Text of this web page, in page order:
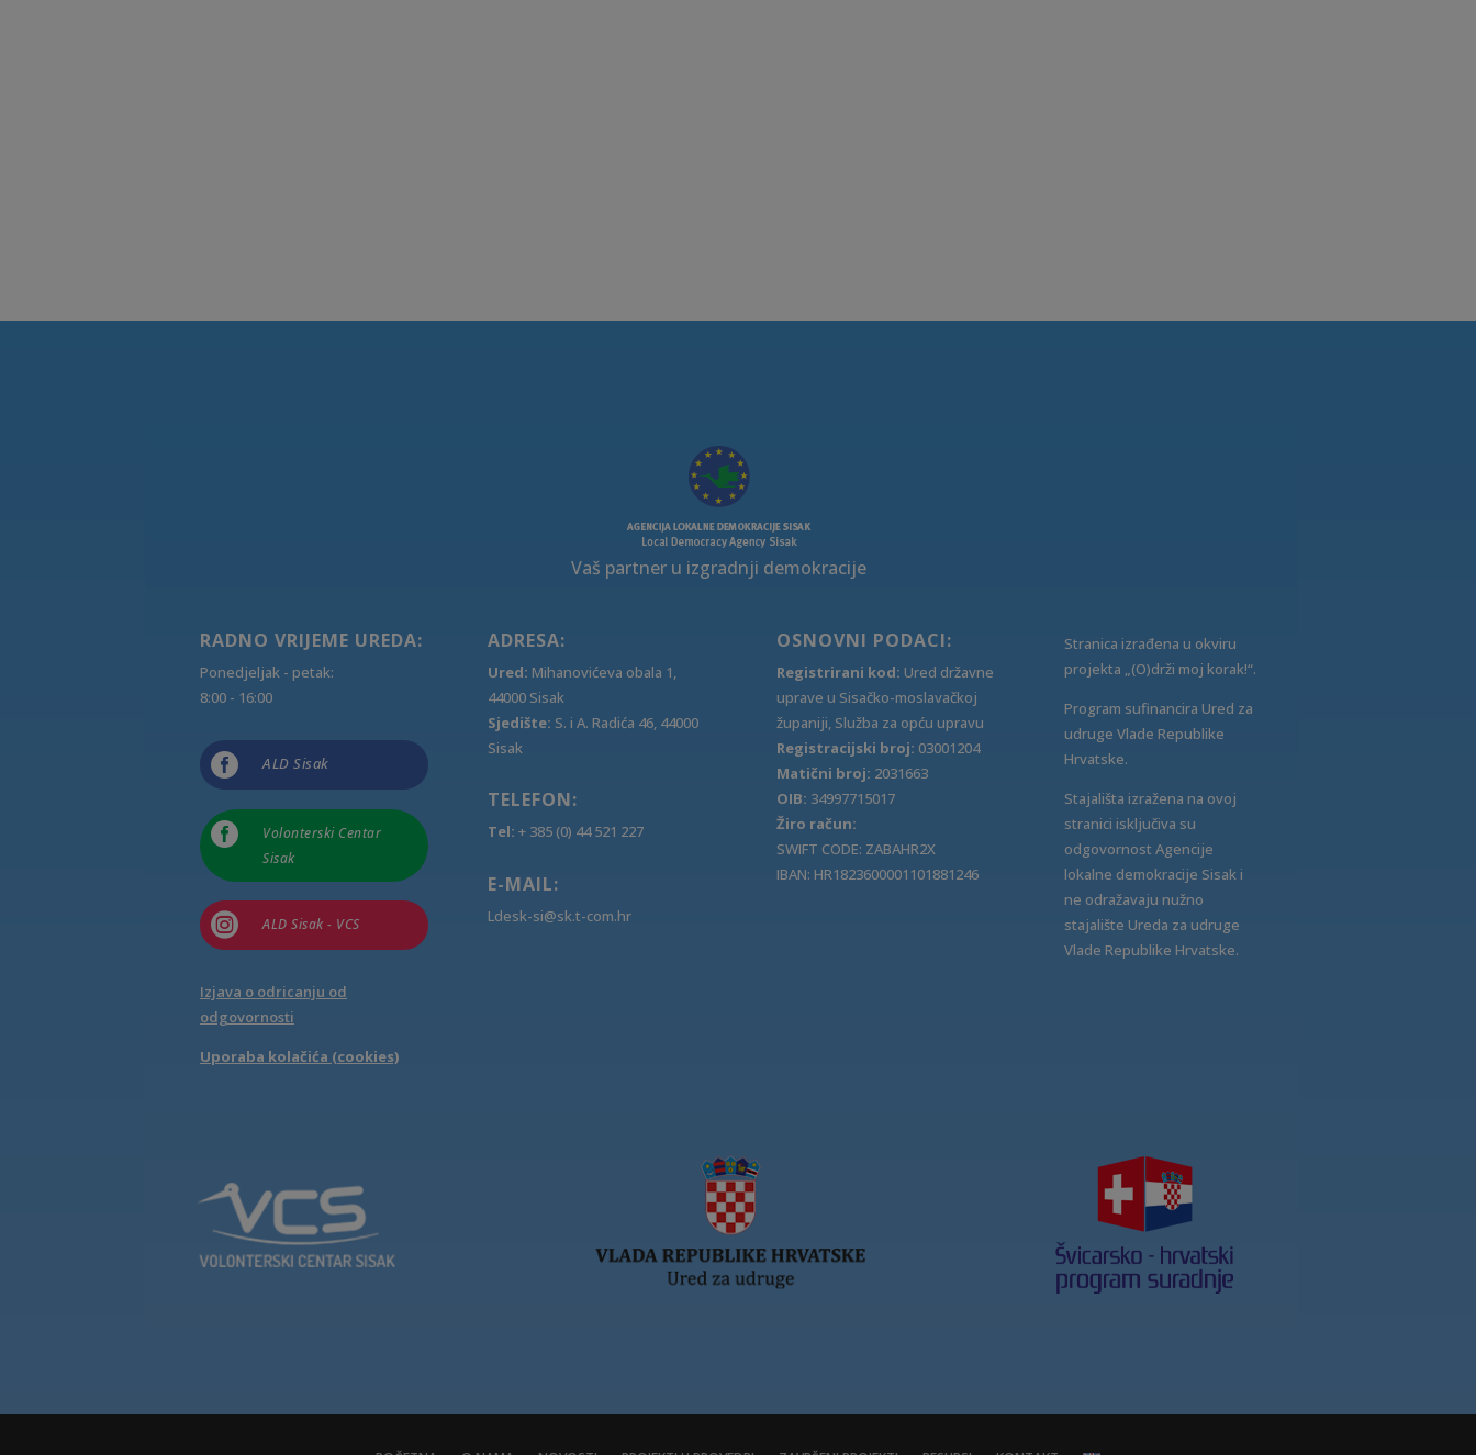
Vaš partner u izgradnji demokracije
RADNO VRIJEME UREDA:
Ponedjeljak - petak:
8:00 - 16:00
 ALD Sisak

Volonterski Centar
Sisak
 ALD Sisak - VCS
Izjava o odricanju od
odgovornosti
Uporaba kolačića (cookies)
ADRESA:
Ured: Mihanovićeva obala 1,
44000 Sisak
Sjedište: S. i A. Radića 46, 44000
Sisak
TELEFON:
Tel: + 385 (0) 44 521 227
E-MAIL:
Ldesk-si@sk.t-com.hr
OSNOVNI PODACI:
Registrirani kod: Ured državne
uprave u Sisačko-moslavačkoj
županiji, Služba za opću upravu
Registracijski broj: 03001204
Matični broj: 2031663
OIB: 34997715017
Žiro račun:
SWIFT CODE: ZABAHR2X
IBAN: HR1823600001101881246
Stranica izrađena u okviru
projekta „(O)drži moj korak!“.
Program sufinancira Ured za
udruge Vlade Republike
Hrvatske.
Stajališta izražena na ovoj
stranici isključiva su
odgovornost Agencije
lokalne demokracije Sisak i
ne odražavaju nužno
stajalište Ureda za udruge
Vlade Republike Hrvatske.